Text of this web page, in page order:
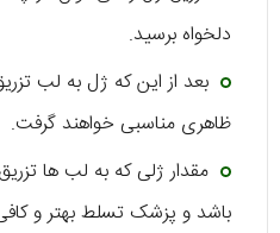
دلخواه برسید.
بعد از این که ژل به لب
ظاهری مناسبی خواهند گرفت.
مقدار ژلی که به لب ها
باشد و پزشک تسلط بهتر و